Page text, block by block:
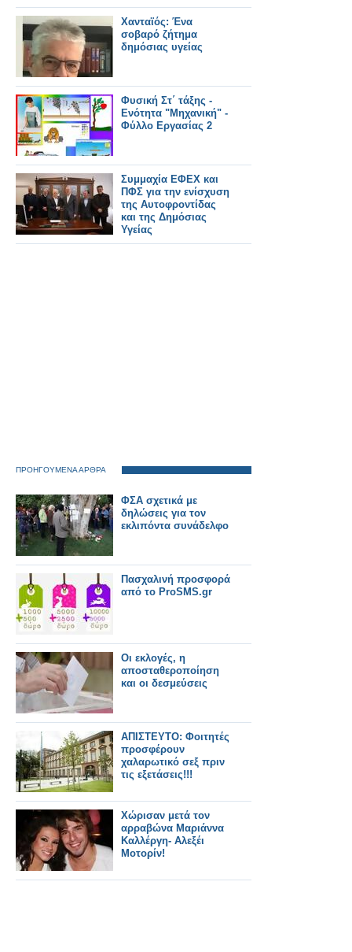
Χανταϊός: Ένα
σοβαρό ζήτημα
δημόσιας υγείας
Φυσική Στ΄ τάξης -
Ενότητα "Μηχανική" -
Φύλλο Εργασίας 2
Συμμαχία ΕΦΕΧ και
ΠΦΣ για την ενίσχυση
της Αυτοφροντίδας
και της Δημόσιας
Υγείας
ΠΡΟΗΓΟΥΜΕΝΑ ΑΡΘΡΑ
ΦΣΑ σχετικά με
δηλώσεις για τον
εκλιπόντα συνάδελφο
Πασχαλινή προσφορά
από το ProSMS.gr
Οι εκλογές, η
αποσταθεροποίηση
και οι δεσμεύσεις
ΑΠΙΣΤΕΥΤΟ: Φοιτητές
προσφέρουν
χαλαρωτικό σεξ πριν
τις εξετάσεις!!!
Χώρισαν μετά τον
αρραβώνα Μαριάννα
Καλλέργη- Αλεξέι
Μοτορίν!